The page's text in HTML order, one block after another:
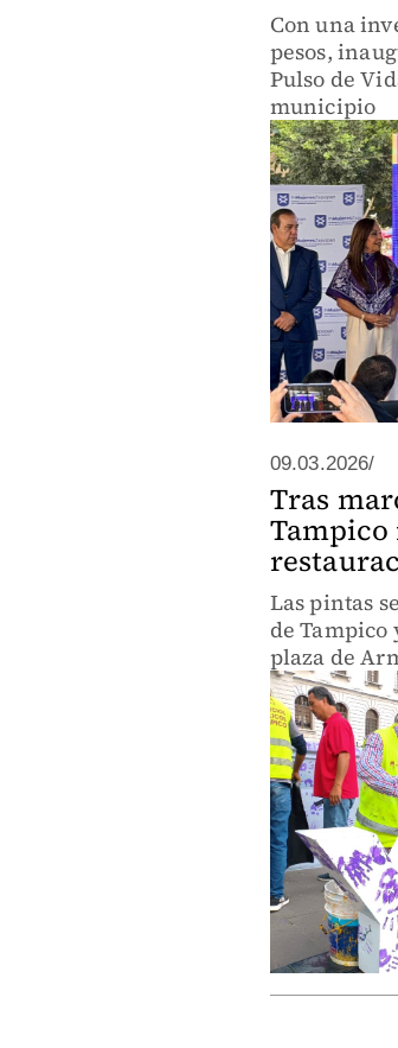
Con una
pesos,
Pulso de
municipio
09.03.2026/
Tras
Las pintas
de
plaza de